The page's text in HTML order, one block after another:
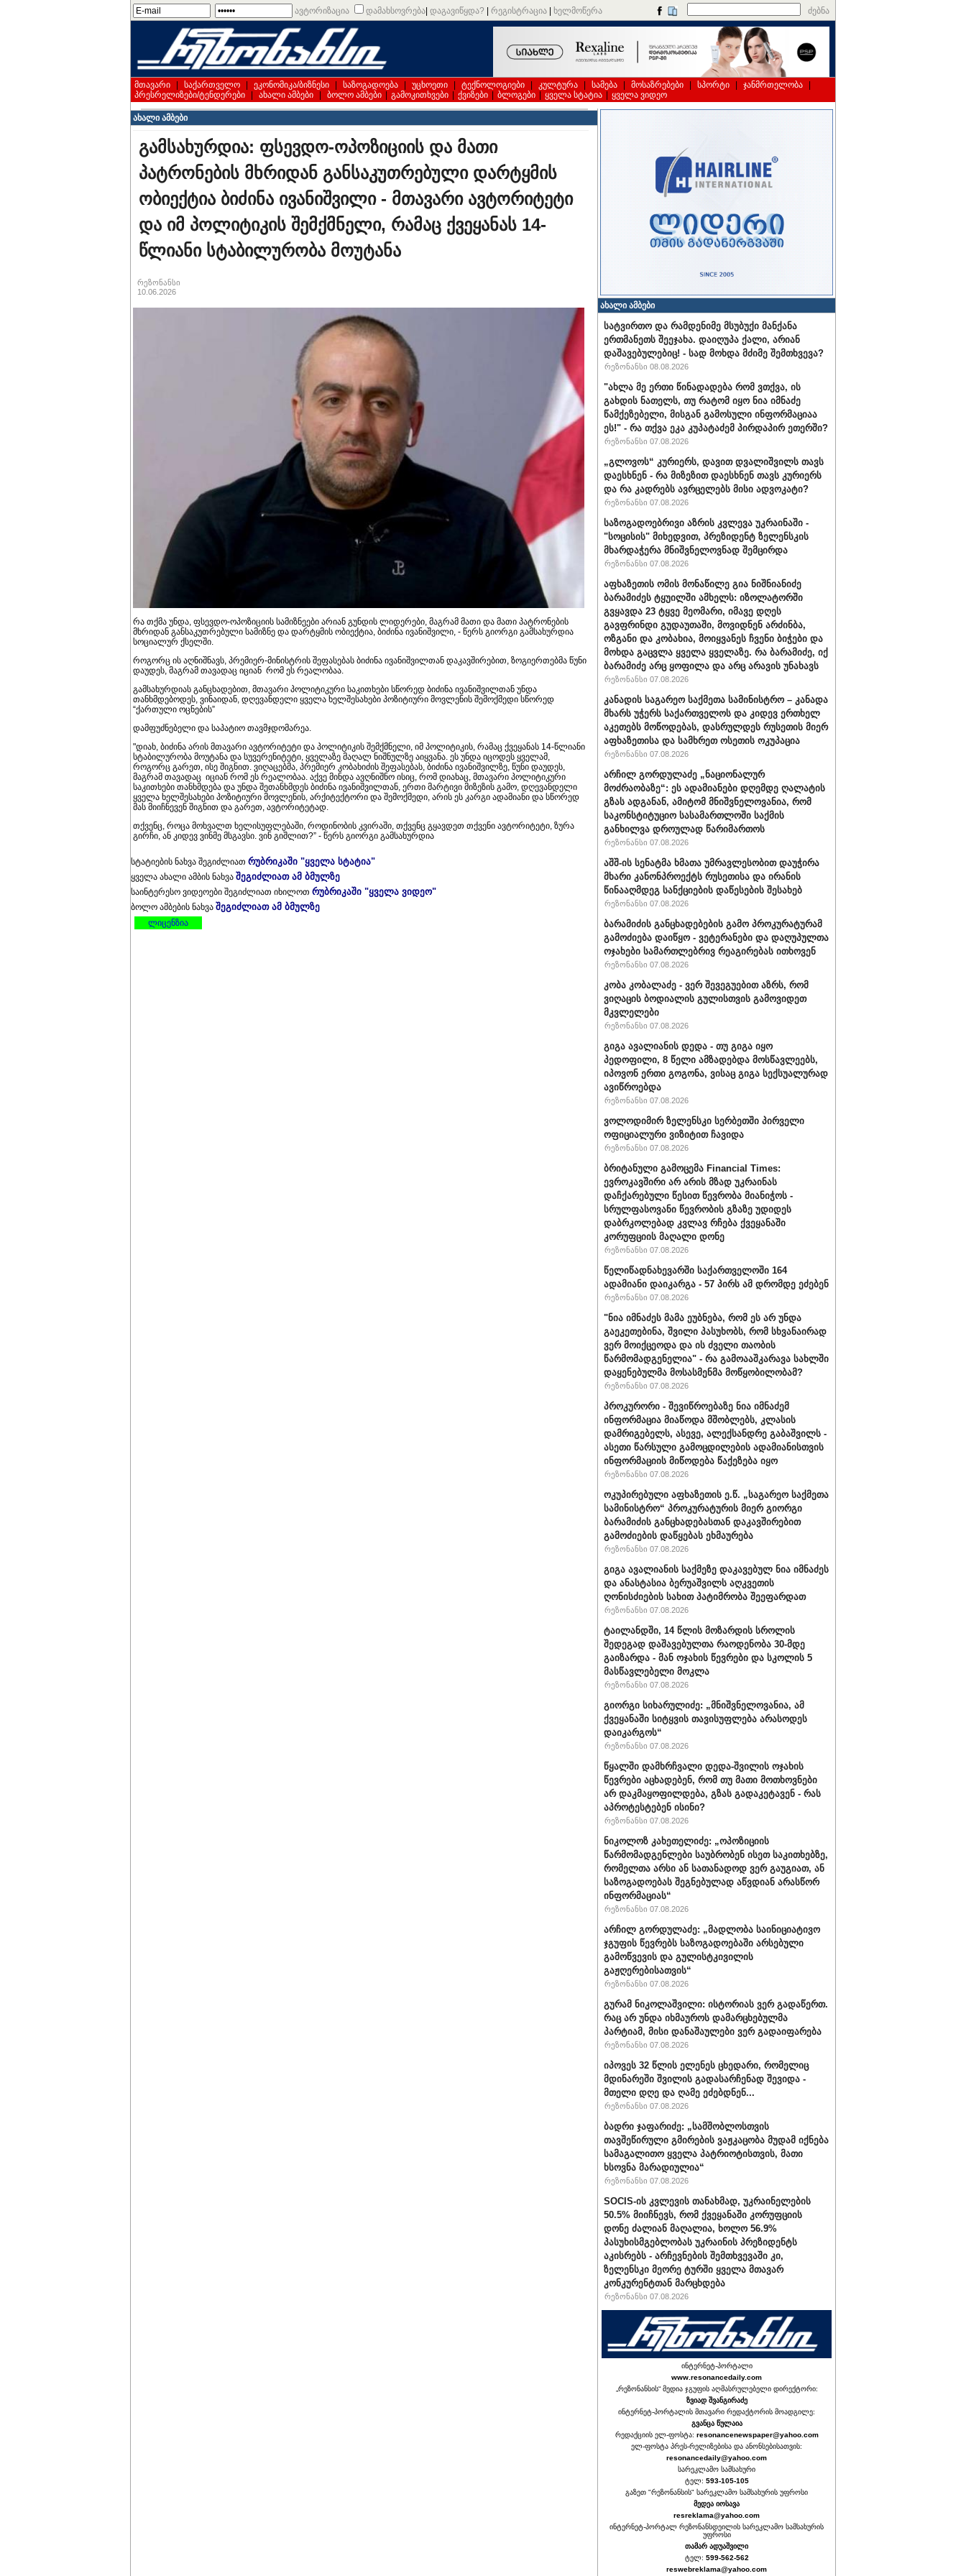
ავტორიზაცია დამახსოვრება დაგავიწყდა? რეგისტრაცია ხელმოწერა ძებნა
მთავარი საქართველო ეკონომიკა/ბიზნესი საზოგადოება უცხოეთი ტექნოლოგიები კულტურა სამება მოსაზრებები სპორტი ჯანმრთელობა
პრესრელიზები/ტენდერები
ახალი ამბები ბოლო ამბები გამოკითხვები ქვიზები ბლოგები ყველა სტატია ყველა ვიდეო
ახალი ამბები
გამსახურდია: ფსევდო-ოპოზიციის და მათი
პატრონების მხრიდან განსაკუთრებული დარტყმის
ობიექტია ბიძინა ივანიშვილი - მთავარი ავტორიტეტი
და იმ პოლიტიკის შემქმნელი, რამაც ქვეყანას 14-
წლიანი სტაბილურობა მოუტანა
რეზონანსი
10.06.2026
რა თქმა უნდა, ფსევდო-ოპოზიციის სამიზნეები არიან გუნდის ლიდერები, მაგრამ მათი და მათი პატრონების
მხრიდან განსაკუთრებული სამიზნე და დარტყმის ობიექტია, ბიძინა ივანიშვილი, - წერს გიორგი გამსახურდია
სოციალურ ქსელში.
როგორც ის აღნიშნავს, პრემიერ-მინისტრის შეფასებას ბიძინა ივანიშვილთან დაკავშირებით, ზოგიერთებმა წუნი
დაუდეს, მაგრამ თავადაც იციან რომ ეს რეალობაა.
გამსახურდიას განცხადებით, მთავარი პოლიტიკური საკითხები სწორედ ბიძინა ივანიშვილთან უნდა
თანხმდებოდეს, ვინაიდან, დღევანდელი ყველა ხელშესახები პოზიტიური მოვლენის შემოქმედი სწორედ
“ქართული ოცნების”
დამფუძნებელი და საპატიო თავმჯდომარეა.
"დიახ, ბიძინა არის მთავარი ავტორიტეტი და პოლიტიკის შემქმნელი, იმ პოლიტიკის, რამაც ქვეყანას 14-წლიანი
სტაბილურობა მოუტანა და სუვერენიტეტი, ყველაზე მაღალ ნიშნულზე აიყვანა. ეს უნდა იცოდეს ყველამ,
როგორც გარეთ, ისე შიგნით. ვიღაცებმა, პრემიერ კობახიძის შეფასებას, ბიძინა ივანიშვილზე, წუნი დაუდეს,
მაგრამ თავადაც იციან რომ ეს რეალობაა. აქვე მინდა ავღნიშნო ისიც, რომ დიახაც, მთავარი პოლიტიკური
საკითხები თანხმდება და უნდა შეთანხმდეს ბიძინა ივანიშვილთან, ერთი მარტივი მიზეზის გამო, დღევანდელი
ყველა ხელშესახები პოზიტიური მოვლენის, არქიტექტორი და შემოქმედი, არის ეს კარგი ადამიანი და სწორედ
მას მიიჩნევენ შიგნით და გარეთ, ავტორიტეტად.
თქვენც, როცა მოხვალთ ხელისუფლებაში, როდინობის კვირაში, თქვენც გყავდეთ თქვენი ავტორიტეტი, ზურა
გირჩი, ან კიდევ ვინმე მსგავსი. ვინ გიშლით?” - წერს გიორგი გამსახურდია
სტატიების ნახვა შეგიძლიათ რუბრიკაში "ყველა სტატია"
ყველა ახალი ამბის ნახვა შეგიძლიათ ამ ბმულზე
საინტერესო ვიდეოები შეგიძლიათ იხილოთ რუბრიკაში "ყველა ვიდეო"
ბოლო ამბების ნახვა შეგიძლიათ ამ ბმულზე
ლიცენზია
ახალი ამბები
სატვირთო და რამდენიმე მსუბუქი მანქანა
ერთმანეთს შეეჯახა. დაიღუპა ქალი, არიან
დაშავებულებიც! - სად მოხდა მძიმე შემთხვევა?
რეზონანსი 08.08.2026
"ახლა მე ერთი წინადადება რომ ვთქვა, ის
გახდის ნათელს, თუ რატომ იყო ნია იმნაძე
წამქეზებელი, მისგან გამოსული ინფორმაციაა
ეს!" - რა თქვა ეკა კუპატაძემ პირდაპირ ეთერში?
რეზონანსი 07.08.2026
„გლოვოს“ კურიერს, დავით დვალიშვილს თავს
დაესხნენ - რა მიზეზით დაესხნენ თავს კურიერს
და რა კადრებს ავრცელებს მისი ადვოკატი?
რეზონანსი 07.08.2026
საზოგადოებრივი აზრის კვლევა უკრაინაში -
"სოცისის" მიხედვით, პრეზიდენტ ზელენსკის
მხარდაჭერა მნიშვნელოვნად შემცირდა
რეზონანსი 07.08.2026
აფხაზეთის ომის მონაწილე გია ნიშნიანიძე
ბარამიძეს ტყუილში ამხელს: იზოლატორში
გვყავდა 23 ტყვე მეომარი, იმავე დღეს
გავფრინდი გუდაუთაში, მოვიდნენ არძინბა,
ოზგანი და კობახია, მოიყვანეს ჩვენი ბიჭები და
მოხდა გაცვლა ყველა ყველაზე. რა ბარამიძე, იქ
ბარამიძე არც ყოფილა და არც არავის უნახავს
რეზონანსი 07.08.2026
კანადის საგარეო საქმეთა სამინისტრო – კანადა
მხარს უჭერს საქართველოს და კიდევ ერთხელ
აკეთებს მოწოდებას, დასრულდეს რუსეთის მიერ
აფხაზეთისა და სამხრეთ ოსეთის ოკუპაცია
რეზონანსი 07.08.2026
არჩილ გორდულაძე „ნაციონალურ
მოძრაობაზე“: ეს ადამიანები დღემდე ღალატის
გზას ადგანან, ამიტომ მნიშვნელოვანია, რომ
საკონსტიტუციო სასამართლოში საქმის
განხილვა დროულად წარიმართოს
რეზონანსი 07.08.2026
აშშ-ის სენატმა ხმათა უმრავლესობით დაუჭირა
მხარი კანონპროექტს რუსეთისა და ირანის
წინააღმდეგ სანქციების დაწესების შესახებ
რეზონანსი 07.08.2026
ბარამიძის განცხადებების გამო პროკურატურამ
გამოძიება დაიწყო - ვეტერანები და დაღუპულთა
ოჯახები სამართლებრივ რეაგირებას ითხოვენ
რეზონანსი 07.08.2026
კობა კობალაძე - ვერ შევეგუებით აზრს, რომ
ვიღაცის ბოდიალის გულისთვის გამოვიდეთ
მკვლელები
რეზონანსი 07.08.2026
გიგა ავალიანის დედა - თუ გიგა იყო
პედოფილი, 8 წელი ამზადებდა მოსწავლეებს,
იპოვონ ერთი გოგონა, ვისაც გიგა სექსუალურად
ავიწროებდა
რეზონანსი 07.08.2026
ვოლოდიმირ ზელენსკი სერბეთში პირველი
ოფიციალური ვიზიტით ჩავიდა
რეზონანსი 07.08.2026
ბრიტანული გამოცემა Financial Times:
ევროკავშირი არ არის მზად უკრაინას
დაჩქარებული წესით წევრობა მიანიჭოს -
სრულფასოვანი წევრობის გზაზე უდიდეს
დაბრკოლებად კვლავ რჩება ქვეყანაში
კორუფციის მაღალი დონე
რეზონანსი 07.08.2026
წელიწადნახევარში საქართველოში 164
ადამიანი დაიკარგა - 57 პირს ამ დრომდე ეძებენ
რეზონანსი 07.08.2026
"ნია იმნაძეს მამა ეუბნება, რომ ეს არ უნდა
გაეკეთებინა, შვილი პასუხობს, რომ სხვანაირად
ვერ მოიქცეოდა და ის ძველი თაობის
წარმომადგენელია" - რა გამოააშკარავა სახლში
დაყენებულმა მოსასმენმა მოწყობილობამ?
რეზონანსი 07.08.2026
პროკურორი - შევიწროებაზე ნია იმნაძემ
ინფორმაცია მიაწოდა მშობლებს, კლასის
დამრიგებელს, ასევე, ალექსანდრე გაბაშვილს -
ასეთი წარსული გამოცდილების ადამიანისთვის
ინფორმაციის მიწოდება წაქეზება იყო
რეზონანსი 07.08.2026
ოკუპირებული აფხაზეთის ე.წ. „საგარეო საქმეთა
სამინისტრო“ პროკურატურის მიერ გიორგი
ბარამიძის განცხადებასთან დაკავშირებით
გამოძიების დაწყებას ეხმაურება
რეზონანსი 07.08.2026
გიგა ავალიანის საქმეზე დაკავებულ ნია იმნაძეს
და ანასტასია ბერუაშვილს აღკვეთის
ღონისძიების სახით პატიმრობა შეეფარდათ
რეზონანსი 07.08.2026
ტაილანდში, 14 წლის მოზარდის სროლის
შედეგად დაშავებულთა რაოდენობა 30-მდე
გაიზარდა - მან ოჯახის წევრები და სკოლის 5
მასწავლებელი მოკლა
რეზონანსი 07.08.2026
გიორგი სიხარულიძე: „მნიშვნელოვანია, ამ
ქვეყანაში სიტყვის თავისუფლება არასოდეს
დაიკარგოს“
რეზონანსი 07.08.2026
წყალში დამხრჩვალი დედა-შვილის ოჯახის
წევრები აცხადებენ, რომ თუ მათი მოთხოვნები
არ დაკმაყოფილდება, გზას გადაკეტავენ - რას
აპროტესტებენ ისინი?
რეზონანსი 07.08.2026
ნიკოლოზ კახეთელიძე: „ოპოზიციის
წარმომადგენლები საუბრობენ ისეთ საკითხებზე,
რომელთა არსი ან სათანადოდ ვერ გაუგიათ, ან
საზოგადოებას შეგნებულად აწვდიან არასწორ
ინფორმაციას“
რეზონანსი 07.08.2026
არჩილ გორდულაძე: „მადლობა საინიციატივო
ჯგუფის წევრებს საზოგადოებაში არსებული
გამოწვევის და გულისტკივილის
გაჟღერებისათვის“
რეზონანსი 07.08.2026
გურამ ნიკოლაშვილი: ისტორიას ვერ გადაწერთ.
რაც არ უნდა იხმაუროს დამარცხებულმა
პარტიამ, მისი დანაშაულები ვერ გადაიფარება
რეზონანსი 07.08.2026
იპოვეს 32 წლის ელენეს ცხედარი, რომელიც
მდინარეში შვილის გადასარჩენად შევიდა -
მთელი დღე და ღამე ეძებდნენ...
რეზონანსი 07.08.2026
ბადრი ჯაფარიძე: „სამშობლოსთვის
თავშეწირული გმირების ვაჟკაცობა მუდამ იქნება
სამაგალითო ყველა პატრიოტისთვის, მათი
ხსოვნა მარადიულია“
რეზონანსი 07.08.2026
SOCIS-ის კვლევის თანახმად, უკრაინელების
50.5% მიიჩნევს, რომ ქვეყანაში კორუფციის
დონე ძალიან მაღალია, ხოლო 56.9%
პასუხისმგებლობას უკრაინის პრეზიდენტს
აკისრებს - არჩევნების შემთხვევაში კი,
ზელენსკი მეორე ტურში ყველა მთავარ
კონკურენტთან მარცხდება
რეზონანსი 07.08.2026
ინტერნეტ-პორტალი
www.resonancedaily.com
„რეზონანსის“ მედია ჯგუფის აღმასრულებელი დირექტორი:
ზვიად შვანგირაძე
ინტერნეტ-პორტალის მთავარი რედაქტორის მოადგილე:
გვანცა წულაია
რედაქციის ელ-ფოსტა: resonancenewspaper@yahoo.com
ელ-ფოსტა პრეს-რელიზებისა და ანონსებისათვის:
resonancedaily@yahoo.com
სარეკლამო სამსახური
ტელ: 593-105-105
გაზეთ "რეზონანსის" სარეკლამო სამსახურის უფროსი
მედეა იოსავა
resreklama@yahoo.com
ინტერნეტ-პორტალ რეზონანსდეილის სარეკლამო სამსახურის
უფროსი
თამარ ადუაშვილი
ტელ: 599-562-562
reswebreklama@yahoo.com